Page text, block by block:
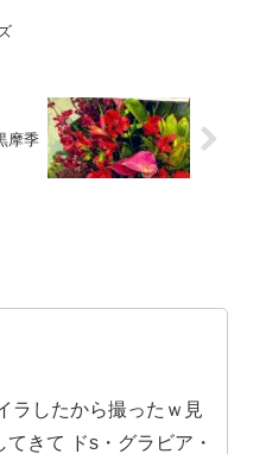
摩季
ラしたから撮ったｗ見
きて ドs・グラビア・